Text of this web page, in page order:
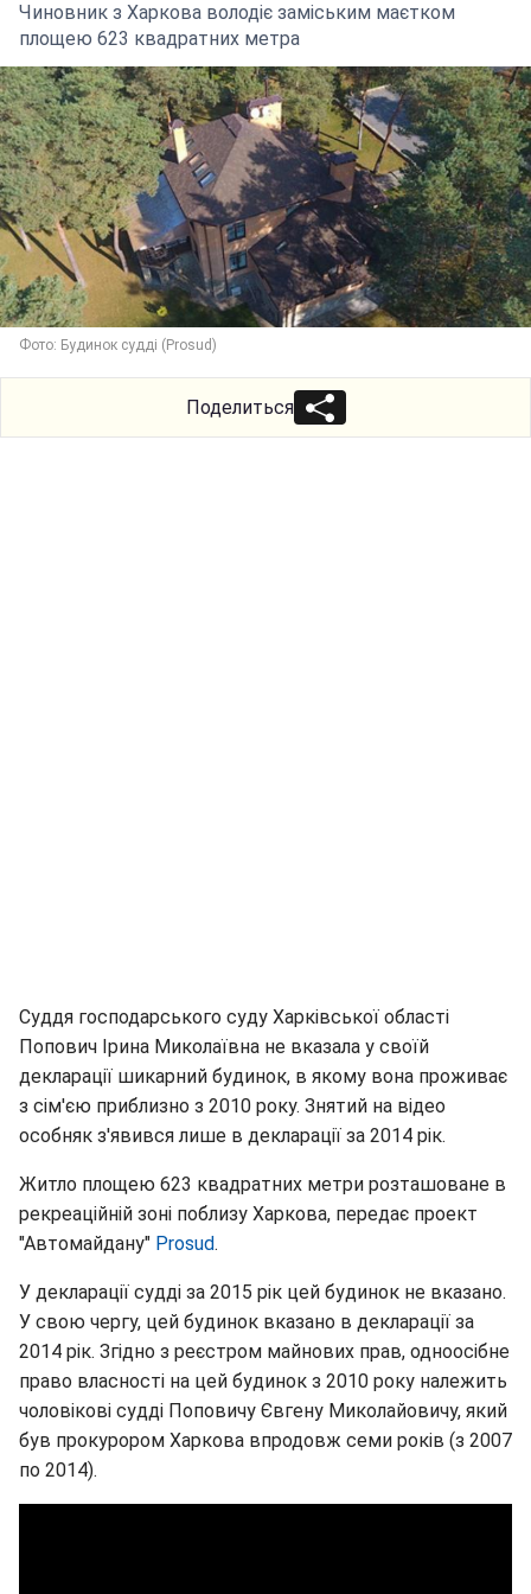
Чиновник з Харкова володіє заміським маєтком
площею 623 квадратних метра
Фото: Будинок судді (Prosud)
Поделиться
Суддя господарського суду Харківської області
Попович Ірина Миколаївна не вказала у своїй
декларації шикарний будинок, в якому вона проживає
з сім'єю приблизно з 2010 року. Знятий на відео
особняк з'явився лише в декларації за 2014 рік.
Житло площею 623 квадратних метри розташоване в
рекреаційній зоні поблизу Харкова, передає проект
"Автомайдану" Prosud.
У декларації судді за 2015 рік цей будинок не вказано.
У свою чергу, цей будинок вказано в декларації за
2014 рік. Згідно з реєстром майнових прав, одноосібне
право власності на цей будинок з 2010 року належить
чоловікові судді Поповичу Євгену Миколайовичу, який
був прокурором Харкова впродовж семи років (з 2007
по 2014).